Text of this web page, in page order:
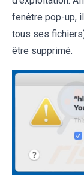
fenêtre pop-up,
tous ses
être supprimé.